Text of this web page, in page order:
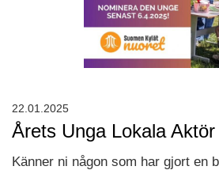
Årets Unga Lokala
Känner ni någon som har gjort en
22.01.2025